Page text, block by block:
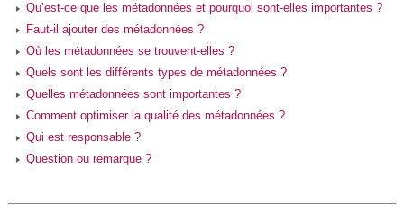
Qu’est-ce que les métadonnées et pourquoi sont-elles importantes ?
Faut-il ajouter des métadonnées ?
Où les métadonnées se trouvent-elles ?
Quels sont les différents types de métadonnées ?
Quelles métadonnées sont importantes ?
Comment optimiser la qualité des métadonnées ?
Qui est responsable ?
Question ou remarque ?